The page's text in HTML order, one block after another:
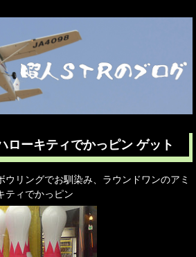
ローキティでかっピン ゲット
ウリングでお馴染み、ラウンドワンのアミ
ティでかっピン